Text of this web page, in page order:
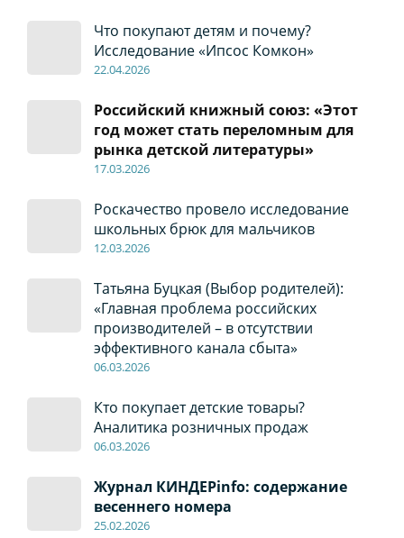
Что покупают детям и почему?
Исследование «Ипсос Комкон»
22.04.2026
Российский книжный союз: «Этот
год может стать переломным для
рынка детской литературы»
17.03.2026
Роскачество провело исследование
школьных брюк для мальчиков
12.03.2026
Татьяна Буцкая (Выбор родителей):
«Главная проблема российских
производителей – в отсутствии
эффективного канала сбыта»
06.03.2026
Кто покупает детские товары?
Аналитика розничных продаж
06.03.2026
Журнал КИНДЕРinfo: содержание
весеннего номера
25.02.2026